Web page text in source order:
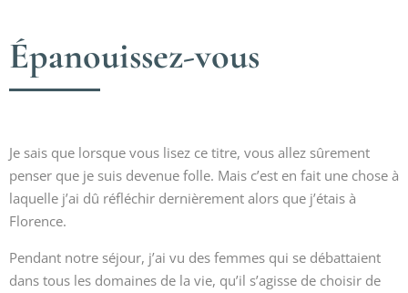
Épanouissez-vous
Je sais que lorsque vous lisez ce titre, vous allez sûrement
penser que je suis devenue folle. Mais c’est en fait une chose à
laquelle j’ai dû réfléchir dernièrement alors que j’étais à
Florence.
Pendant notre séjour, j’ai vu des femmes qui se débattaient
dans tous les domaines de la vie, qu’il s’agisse de choisir de